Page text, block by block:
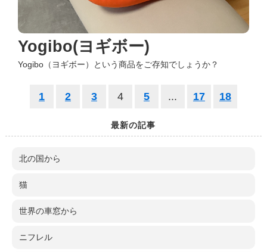
Yogibo(ヨギボー)
Yogibo（ヨギボー）という商品をご存知でしょうか？
1 2 3 4 5 ... 17 18
最新の記事
北の国から
猫
世界の車窓から
ニフレル